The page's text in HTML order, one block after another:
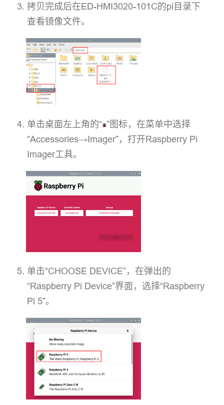
拷贝完成后在ED-HMI3020-101C的pi目录下
查看镜像文件。
单击桌面左上角的“ ”图标，在菜单中选择
“Accessories→Imager”，打开Raspberry Pi
Imager工具。
单击“CHOOSE DEVICE”，在弹出的
“Raspberry Pi Device”界面，选择“Raspberry
Pi 5”。